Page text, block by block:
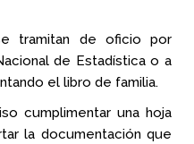
tramitan de oficio por
de Estadística o a
el libro de familia.
cumplimentar una hoja
la documentación que